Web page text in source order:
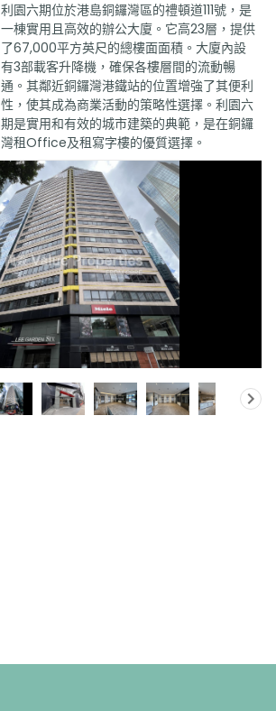
利園六期位於港島銅鑼灣區的禮頓道111號，是
一棟實用且高效的辦公大廈。它高23層，提供
了67,000平方英尺的總樓面面積。大廈內設
有3部載客升降機，確保各樓層間的流動暢
通。其鄰近銅鑼灣港鐵站的位置增強了其便利
性，使其成為商業活動的策略性選擇。利園六
期是實用和有效的城市建築的典範，是在銅鑼
灣租Office及租寫字樓的優質選擇。